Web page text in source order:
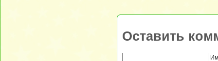
Оставить